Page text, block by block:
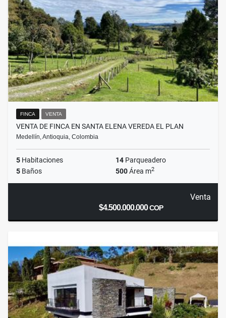
FINCA VENTA
VENTA DE FINCA EN SANTA ELENA VEREDA EL PLAN
Medellín, Antioquia, Colombia
5 Habitaciones 14 Parqueadero
5 Baños 500Área m2
Venta
$4.500.000.000COP